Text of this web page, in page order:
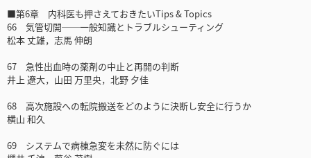
■第6章 内科医も押さえておきたいTips & Topics
66 気管切開──一般知識とトラブルシューティング
松本 丈雄，志馬 伸朗
67 急性出血時の薬剤の中止と再開の判断
井上 遼大，山田 万里央，北野 夕佳
68 高次施設への転院搬送をどのように決断し安全に行うか
横山 和久
69 システムで病棟急変を未然に防ぐには